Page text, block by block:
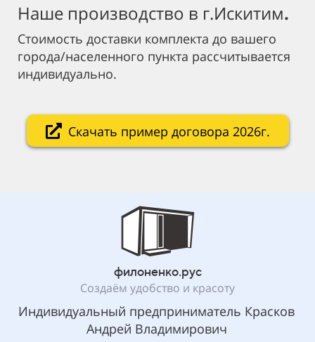
Наше производство в г.Искитим.
Стоимость доставки комплекта до вашего
города/населенного пункта рассчитывается
индивидуально.
Скачать пример договора 2026г.
филоненко.рус
Создаём удобство и красоту
Индивидуальный предприниматель Красков
Андрей Владимирович